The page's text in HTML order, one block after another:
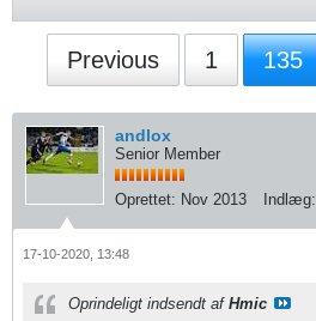
Previous 1 135
andlox
Senior Member
Oprettet: Nov 2013 Indlæg:
17-10-2020, 13:48
Oprindeligt indsendt af Hmic